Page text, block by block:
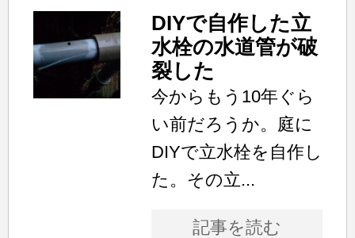
DIYで自作した立
水栓の水道管が破
裂した
今からもう10年ぐら
い前だろうか。庭に
DIYで立水栓を自作し
た。その立...
記事を読む